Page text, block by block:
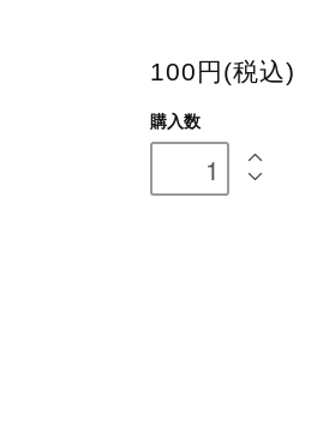
100円(税込)
購入数